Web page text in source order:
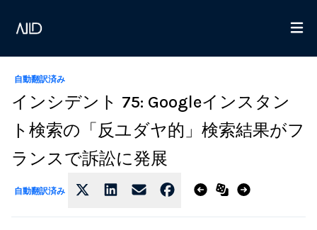
自動翻訳済み
インシデント 75: Googleインスタン
ト検索の「反ユダヤ的」検索結果がフ
ランスで訴訟に発展
自動翻訳済み